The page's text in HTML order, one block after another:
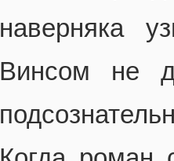
наверняка
Винсом не